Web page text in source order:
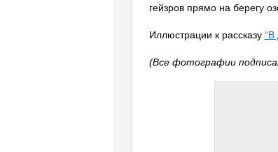
гейзров прямо на берегу
Иллюстрации к рассказу “В
(Все фотографии